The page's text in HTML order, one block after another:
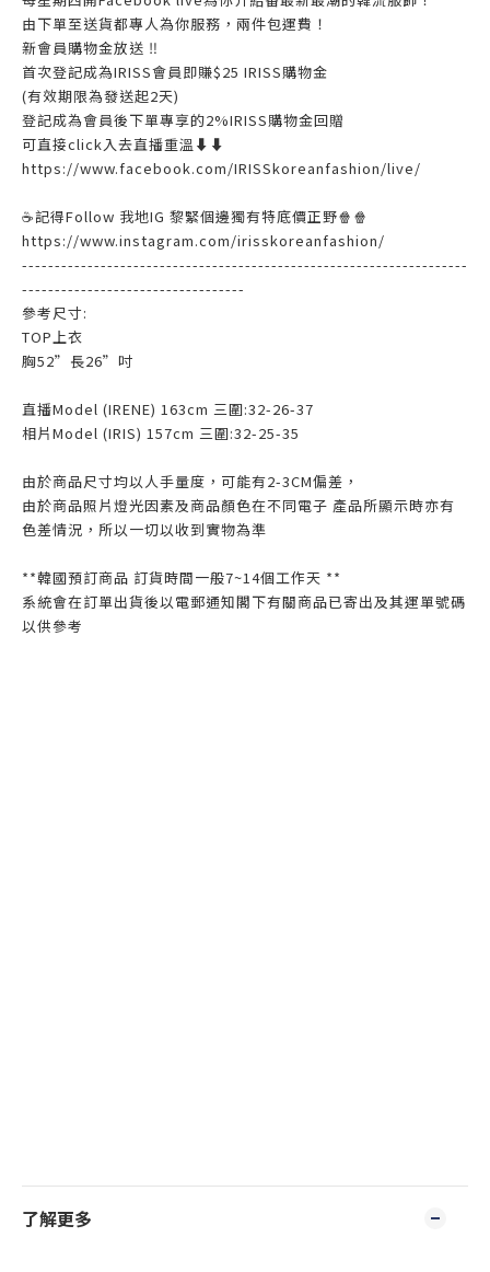
由下單至送貨都專人為你服務，兩件包運費！
新會員購物金放送 ‼️
首次登記成為IRISS會員即賺$25 IRISS購物金
(有效期限為發送起2天)
登記成為會員後下單專享的2%IRISS購物金回贈
可直接click入去直播重溫⬇⬇
https://www.facebook.com/IRISSkoreanfashion/live/
☕記得Follow 我地IG 黎緊個邊獨有特底價正野🍿🍿
https://www.instagram.com/irisskoreanfashion/
--------------------------------------------------------------------
----------------------------------
參考尺寸:
TOP上衣
胸52”長26”吋
直播Model (IRENE) 163cm 三圍:32-26-37
相片Model (IRIS) 157cm 三圍:32-25-35
由於商品尺寸均以人手量度，可能有2-3CM偏差，
由於商品照片燈光因素及商品顏色在不同電子 產品所顯示時亦有
色差情況，所以一切以收到實物為準
**韓國預訂商品 訂貨時間一般7~14個工作天 **
系統會在訂單出貨後以電郵通知閣下有關商品已寄出及其運單號碼
以供參考
了解更多